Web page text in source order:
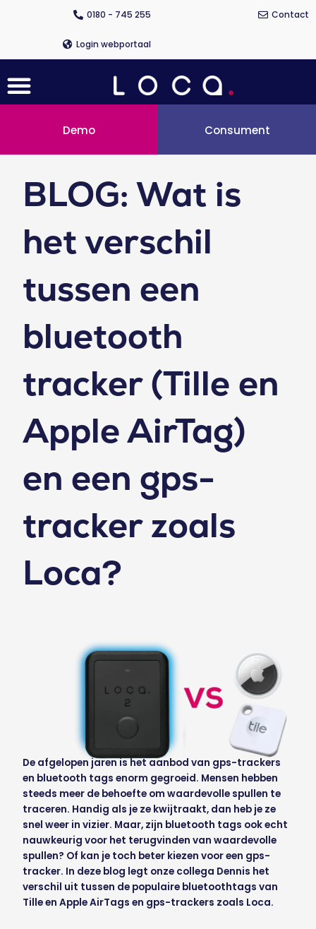
0180 - 745 255 Contact
Login webportaal
Menu
Demo Consument
BLOG: Wat is
het verschil
tussen een
bluetooth
tracker (Tille en
Apple AirTag)
en een gps-
tracker zoals
Loca?
De afgelopen jaren is het aanbod van gps-trackers
en bluetooth tags enorm gegroeid. Mensen hebben
steeds meer de behoefte om waardevolle spullen te
traceren. Handig als je ze kwijtraakt, dan heb je ze
snel weer in vizier. Maar, zijn bluetooth tags ook echt
nauwkeurig voor het terugvinden van waardevolle
spullen? Of kan je toch beter kiezen voor een gps-
tracker. In deze blog legt onze collega Dennis het
verschil uit tussen de populaire bluetoothtags van
Tille en Apple AirTags en gps-trackers zoals Loca.